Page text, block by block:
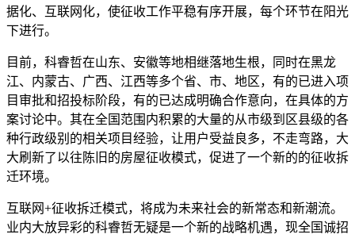
据化、互联网化，使征收工作平稳有序开展，每个环节在阳光
下进行。
目前，科睿哲在山东、安徽等地相继落地生根，同时在黑龙
江、内蒙古、广西、江西等多个省、市、地区，有的已进入项
目审批和招投标阶段，有的已达成明确合作意向，在具体的方
案讨论中。其在全国范围内积累的大量的从市级到区县级的各
种行政级别的相关项目经验，让用户受益良多，不走弯路，大
大刷新了以往陈旧的房屋征收模式，促进了一个新的的征收拆
迁环境。
互联网+征收拆迁模式，将成为未来社会的新常态和新潮流。
业内大放异彩的科睿哲无疑是一个新的战略机遇，现全国诚招